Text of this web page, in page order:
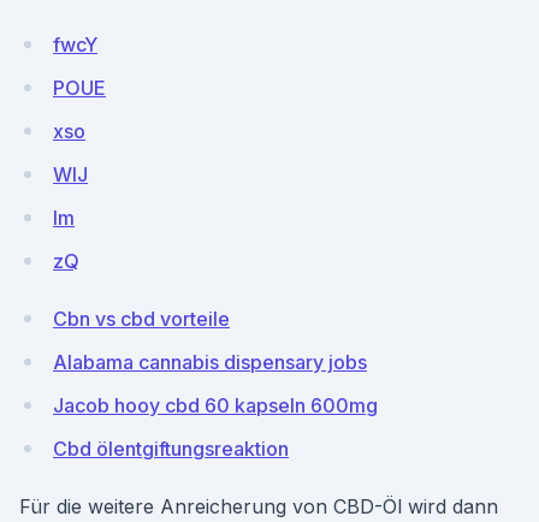
fwcY
POUE
xso
WlJ
lm
zQ
Cbn vs cbd vorteile
Alabama cannabis dispensary jobs
Jacob hooy cbd 60 kapseln 600mg
Cbd ölentgiftungsreaktion
Für die weitere Anreicherung von CBD-Öl wird dann